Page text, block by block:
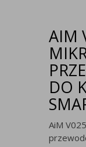
AIM
DO
AiM